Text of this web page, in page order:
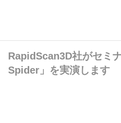
RapidScan3D社がセミ
Spider」を実演します